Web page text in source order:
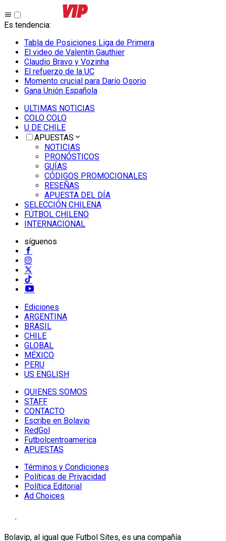
Es tendencia:
Tabla de Posiciones Liga de Primera
El video de Valentín Gauthier
Claudio Bravo y Vozinha
El refuerzo de la UC
Momento crucial para Darío Osorio
Gana Unión Española
ULTIMAS NOTICIAS
COLO COLO
U DE CHILE
APUESTAS
NOTICIAS
PRONÓSTICOS
GUÍAS
CÓDIGOS PROMOCIONALES
RESEÑAS
APUESTA DEL DÍA
SELECCIÓN CHILENA
FÚTBOL CHILENO
INTERNACIONAL
síguenos
Ediciones
ARGENTINA
BRASIL
CHILE
GLOBAL
MÉXICO
PERU
US ENGLISH
QUIENES SOMOS
STAFF
CONTACTO
Escribe en Bolavip
RedGol
Futbolcentroamerica
APUESTAS
Términos y Condiciones
Políticas de Privacidad
Política Editorial
Ad Choices
Bolavip, al igual que Futbol Sites, es una compañía